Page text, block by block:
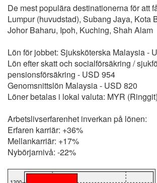
De mest populära destinationerna för att
Lumpur (huvudstad), Subang Jaya, Kota
Johor Baharu, Ipoh, Kuching, Shah Alam
Lön för jobbet: Sjuksköterska Malaysia -
Lön efter skatt och socialförsäkring /
pensionsförsäkring - USD 954
Genomsnittslön Malaysia - USD 820
Löner betalas i lokal valuta: MYR (Ringgit)
Arbetslivserfarenhet inverkan på lönen:
Erfaren karriär: +36%
Mellankarriär: +17%
Nybörjarnivå: -22%